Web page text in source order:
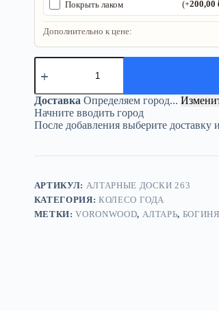
Покрыть лаком (+200,00
Дополнительно к цене:
Количество
товара
года
«Триединая
Богиня»
—
алтаря
Доставка Определяем город...
Начните вводить город
После добавления выберите
АРТИКУЛ: АЛТАРНЫЕ ДОСКИ 263
КАТЕГОРИЯ: КОЛЕСО ГОДА
МЕТКИ:VORONWOOD, АЛТАРЬ, БОГИНЯ